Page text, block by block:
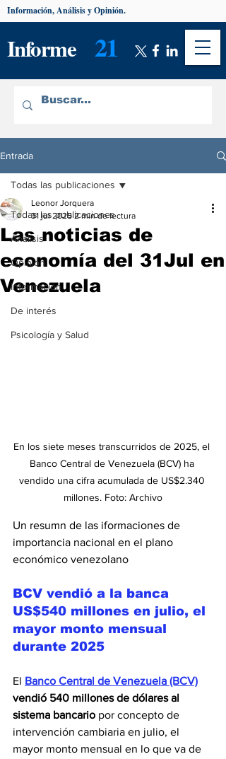
Informe 21
Información, Análisis y Opinión.
Entrada
Todas las publicaciones
Análisis
Opinión
Información
De interés
Psicología y Salud
Todas las publicaciones
Las noticias de
economía del 31Jul en
Venezuela
Leonor Jorquera
31 jul 2025 2 min de lectura
En los siete meses transcurridos de 2025, el
Banco Central de Venezuela (BCV) ha
vendido una cifra acumulada de US$2.340
millones. Foto: Archivo
Un resumn de las iformaciones de
importancia nacional en el plano
económico venezolano
BCV vendió a la banca
US$540 millones en julio, el
mayor monto mensual
durante 2025
El Banco Central de Venezuela (BCV)
vendió 540 millones de dólares al
sistema bancario por concepto de
intervención cambiaria en julio, el
mayor monto mensual en lo que va de